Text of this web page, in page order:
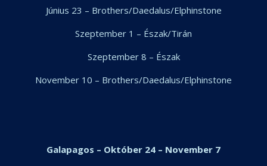
Június 23 – Brothers/Daedalus/Elphinstone
Szeptember 1 – Észak/Tirán
Szeptember 8 – Észak
November 10 – Brothers/Daedalus/Elphinstone
Galapagos – Október 24 – November 7